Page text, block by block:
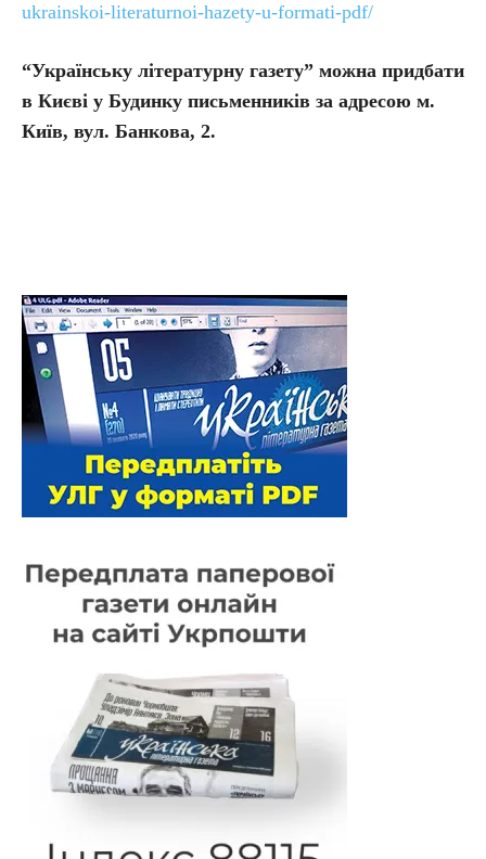
ukrainskoi-literaturnoi-hazety-u-formati-pdf/
“Українську літературну газету” можна придбати
в Києві у Будинку письменників за адресою м.
Київ, вул. Банкова, 2.